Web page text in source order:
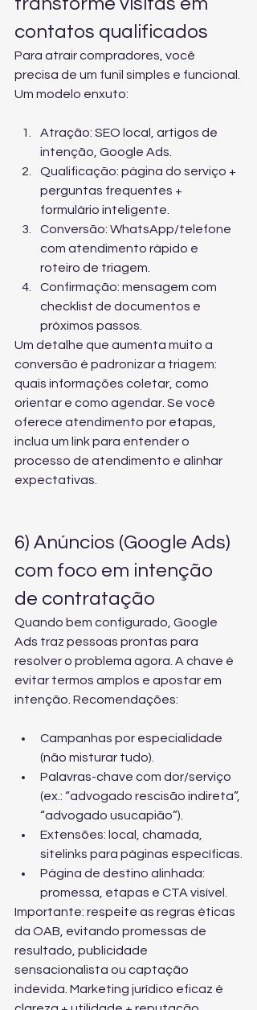
contatos qualificados
Para atrair compradores, você
precisa de um funil simples e funcional.
Um modelo enxuto:
Atração: SEO local, artigos de
intenção, Google Ads.
Qualificação: página do serviço +
perguntas frequentes +
formulário inteligente.
Conversão: WhatsApp/telefone
com atendimento rápido e
roteiro de triagem.
Confirmação: mensagem com
checklist de documentos e
próximos passos.
Um detalhe que aumenta muito a
conversão é padronizar a triagem:
quais informações coletar, como
orientar e como agendar. Se você
oferece atendimento por etapas,
inclua um link para entender o
processo de atendimento e alinhar
expectativas.
6) Anúncios (Google Ads)
com foco em intenção
de contratação
Quando bem configurado, Google
Ads traz pessoas prontas para
resolver o problema agora. A chave é
evitar termos amplos e apostar em
intenção. Recomendações:
Campanhas por especialidade
(não misturar tudo).
Palavras-chave com dor/serviço
(ex.: “advogado rescisão indireta”,
“advogado usucapião”).
Extensões: local, chamada,
sitelinks para páginas específicas.
Página de destino alinhada:
promessa, etapas e CTA visível.
Importante: respeite as regras éticas
da OAB, evitando promessas de
resultado, publicidade
sensacionalista ou captação
indevida. Marketing jurídico eficaz é